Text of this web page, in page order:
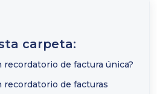
carpeta:
recordatorio de factura única?
recordatorio de facturas